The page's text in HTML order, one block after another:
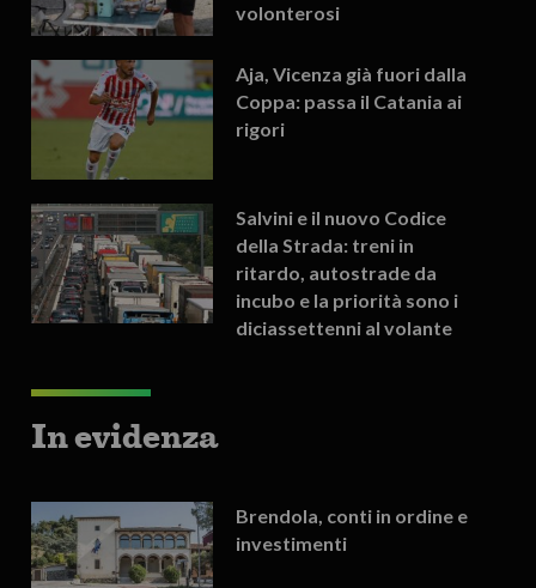
volonterosi
Aja, Vicenza già fuori dalla
Coppa: passa il Catania ai
rigori
Salvini e il nuovo Codice
della Strada: treni in
ritardo, autostrade da
incubo e la priorità sono i
diciassettenni al volante
In evidenza
Brendola, conti in ordine e
investimenti